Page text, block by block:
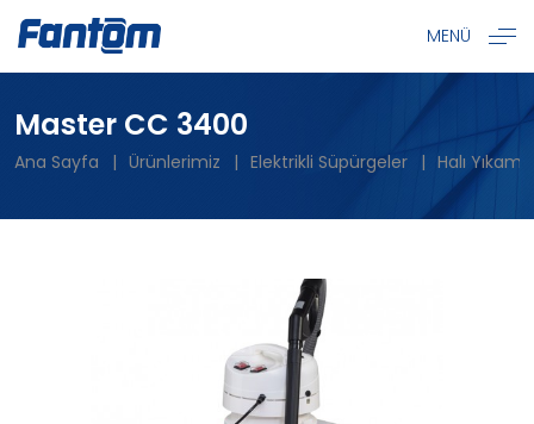
MENÜ
Master CC 3400
Ana Sayfa Ürünlerimiz Elektrikli Süpürgeler Halı